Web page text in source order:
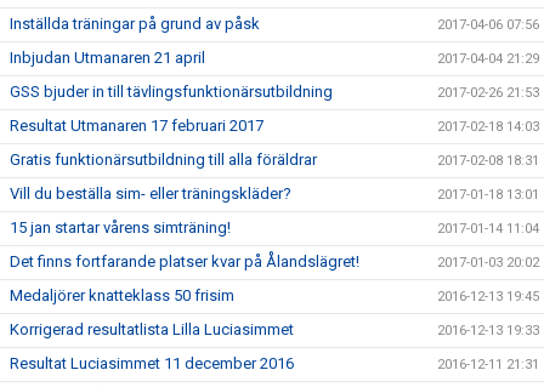
Inställda träningar på grund av påsk 2017-04-06 07:56
Inbjudan Utmanaren 21 april 2017-04-04 21:29
GSS bjuder in till tävlingsfunktionärsutbildning 2017-02-26 21:53
Resultat Utmanaren 17 februari 2017 2017-02-18 14:03
Gratis funktionärsutbildning till alla föräldrar 2017-02-08 18:31
Vill du beställa sim- eller träningskläder? 2017-01-18 13:01
15 jan startar vårens simträning! 2017-01-14 11:04
Det finns fortfarande platser kvar på Ålandslägret! 2017-01-03 20:02
Medaljörer knatteklass 50 frisim 2016-12-13 19:45
Korrigerad resultatlista Lilla Luciasimmet 2016-12-13 19:33
Resultat Luciasimmet 11 december 2016 2016-12-11 21:31